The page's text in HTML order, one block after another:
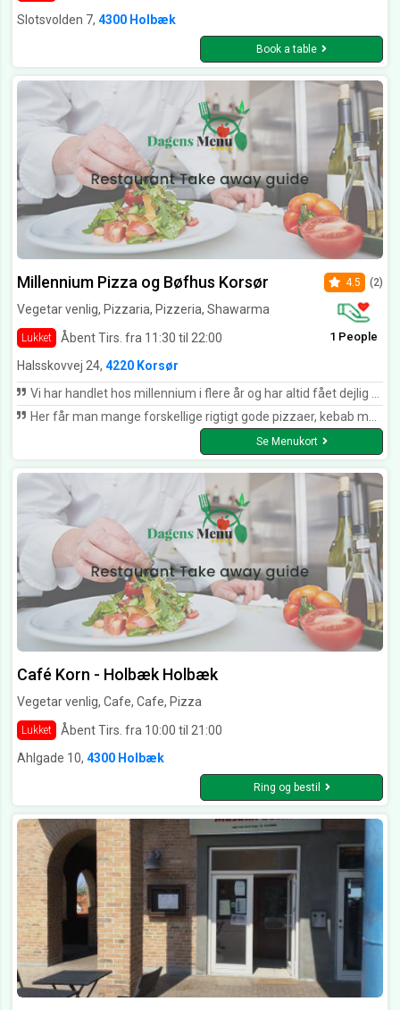
Slotsvolden 7, 4300 Holbæk
Book a table
Millennium Pizza og Bøfhus Korsør
Vegetar venlig, Pizzaria, Pizzeria, Shawarma
Lukket Åbent Tirs. fra 11:30 til 22:00
4.5 (2)
1 People
Halsskovvej 24, 4220 Korsør
Vi har handlet hos millennium i flere år og har altid fået dejlig mad jeg vil især fremhæve kylling med pomfritter som jeg synes er lækker og saftig med altid sprøde pomfritter
Her får man mange forskellige rigtigt gode pizzaer, kebab mm. Kan bestille, hente eller bringer ud, samt spise i restauranten.
Se Menukort
Café Korn - Holbæk Holbæk
Vegetar venlig, Cafe, Cafe, Pizza
Lukket
Åbent Tirs. fra 10:00 til 21:00
Ahlgade 10, 4300 Holbæk
Ring og bestil